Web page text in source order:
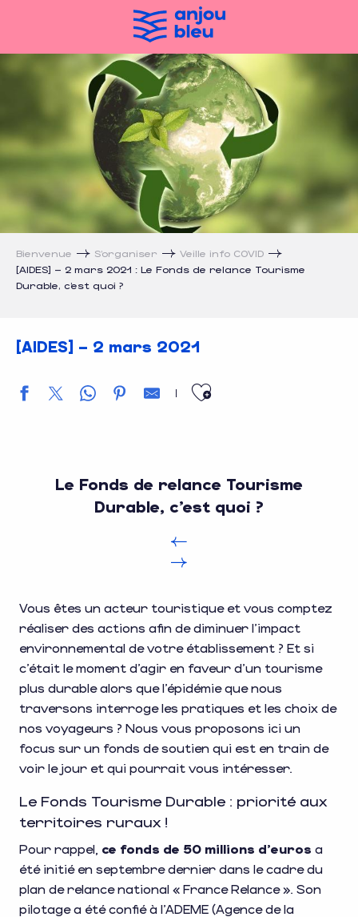
Bienvenue S’organiser
Veille info COVID
[AIDES] – 2 mars 2021 : Le Fonds de relance Tourisme
Durable, c’est quoi ?
[AIDES] – 2 mars 2021
[AIDES] – 2 mars 2021 : Le Fonds
Ajouter aux
Le Fonds de relance Tourisme
Durable, c’est quoi ?
Vous êtes un acteur touristique et vous comptez
réaliser des actions afin de diminuer l’impact
environnemental de votre établissement ? Et si
c’était le moment d’agir en faveur d’un tourisme
plus durable alors que l’épidémie que nous
traversons interroge les pratiques et les choix de
nos voyageurs ? Nous vous proposons ici un
focus sur un fonds de soutien qui est en train de
voir le jour et qui pourrait vous intéresser.
Le Fonds Tourisme Durable : priorité aux
territoires ruraux !
Pour rappel, ce fonds de 50 millions d’euros a
été initié en septembre dernier dans le cadre du
plan de relance national « France Relance ». Son
pilotage a été confié à l’ADEME (Agence de la